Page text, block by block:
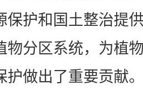
保护和国土整治提
物分区系统，为植
护做出了重要贡献